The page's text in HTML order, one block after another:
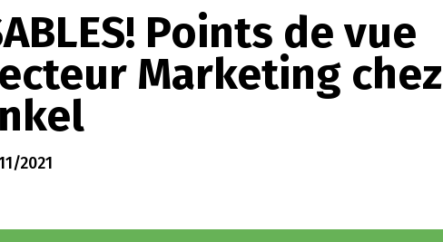
Points de vue
Marketing chez
2021